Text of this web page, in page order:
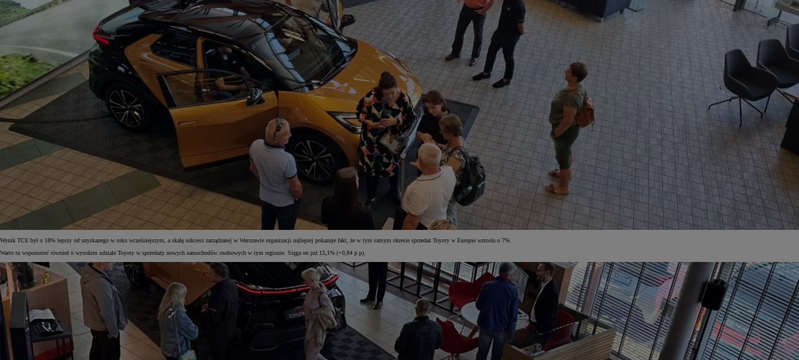
Wynik TCE był o 18% lepszy od uzyskanego w roku wcześniejszym, a skalę sukcesu zarządzanej w Warszawie organizacji najlepiej pokazuje fakt, że w tym samym okresie sprzedaż Toyoty w Europie wzrosła o 7%.
Warto tu wspomnieć również o wysokim udziale Toyoty w sprzedaży nowych samochodów osobowych w tym regionie. Sięga on już 15,1% (+0,84 p.p).